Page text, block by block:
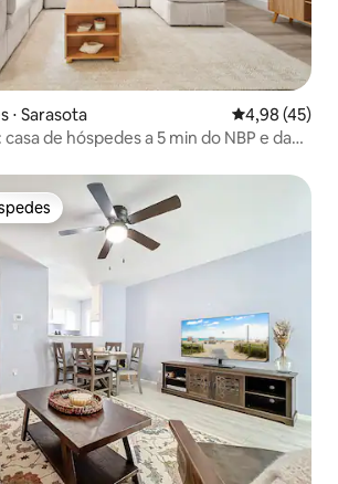
⋅ Sarasota 4,98 de uma
4,98 (45)
de hóspedes a 5 min do NBP e da